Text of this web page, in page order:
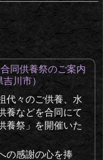
同供養祭のご案内
吉川市）
代々のご供養、水
養などを合同にて
養祭」を開催いた
の感謝の心を捧